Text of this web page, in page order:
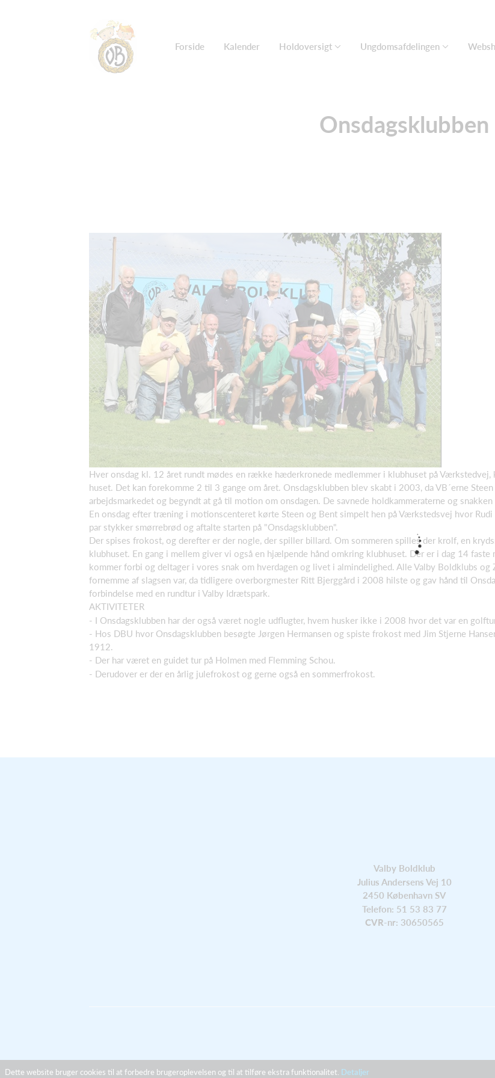
Forside Kalender Holdoversigt Ungdomsafdelingen
Onsdagsklubben
Hver onsdag kl. 12 året rundt mødes en række hæderkronede medlemmer i klubhuset på
huset. Det kan forekomme 2 til 3 gange om året. Onsdagsklubben blev skabt i 2003, da VB´erne
arbejdsmarkedet og begyndt at gå til motion om onsdagen. De savnede holdkammeraterne og
En onsdag efter træning i motionscenteret kørte Steen og Bent simpelt hen på Værkstedsvej hvor
par stykker smørrebrød og aftalte starten på "Onsdagsklubben".
Der spises frokost, og derefter er der nogle, der spiller billard. Om sommeren spilles der krolf, en
klubhuset. En gang i mellem giver vi også en hjælpende hånd omkring klubhuset. Der er i dag 14
kommer forbi og deltager i vores snak om hverdagen og livet i almindelighed. Alle Valby Boldklubs og
fornemme af slagsen var, da tidligere overborgmester Ritt Bjerggård i 2008 hilste og gav hånd til
forbindelse med en rundtur i Valby Idrætspark.
AKTIVITETER
- I Onsdagsklubben har der også været nogle udflugter, hvem husker ikke i 2008 hvor det var en
- Hos DBU hvor Onsdagsklubben besøgte Jørgen Hermansen og spiste frokost med Jim Stjerne
1912.
- Der har været en guidet tur på Holmen med Flemming Schou.
- Derudover er der en årlig julefrokost og gerne også en sommerfrokost.
Valby Boldklub
Julius Andersens Vej 10
2450 København SV
Telefon: 51 53 83 77
CVR-nr: 30650565
Dette website bruger cookies til at forbedre brugeroplevelsen og til at tilføre ekstra funktionalitet. Detaljer